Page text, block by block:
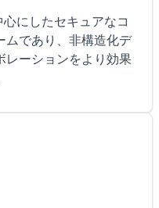
にしたセキュアなコ
ムであり、非構造化デ
レーションをより効果